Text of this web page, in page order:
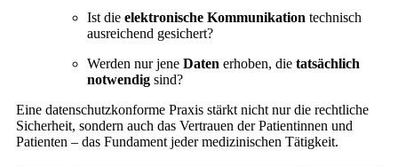
Ist die elektronische Kommunikation technisch
ausreichend gesichert?
Werden nur jene Daten erhoben, die tatsächlich
notwendig sind?
Eine datenschutzkonforme Praxis stärkt nicht nur die rechtliche
Sicherheit, sondern auch das Vertrauen der Patientinnen und
Patienten – das Fundament jeder medizinischen Tätigkeit.